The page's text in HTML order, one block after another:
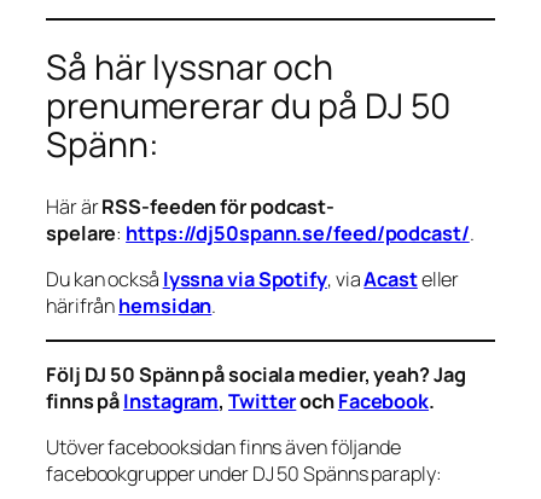
Så här lyssnar och
prenumererar du på DJ 50
Spänn:
Här ärRSS-feeden för podcast-
spelare: https://dj50spann.se/feed/podcast/.
Du kan också lyssna via Spotify, viaAcasteller
härifrånhemsidan.
Följ DJ 50 Spänn på sociala medier, yeah? Jag
finns påInstagram,TwitterochFacebook.
Utöver facebooksidan finns även följande
facebookgrupper under DJ 50 Spänns paraply: